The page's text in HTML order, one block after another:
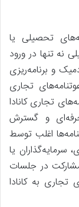
تحصیلی یا
نه تنها در ورود
و برنامه‌ریزی
تجاری
تجاری کانادا
و گسترش
اغلب توسط
سرمایه‌گذاران یا
در جلسات
تجاری به کانادا